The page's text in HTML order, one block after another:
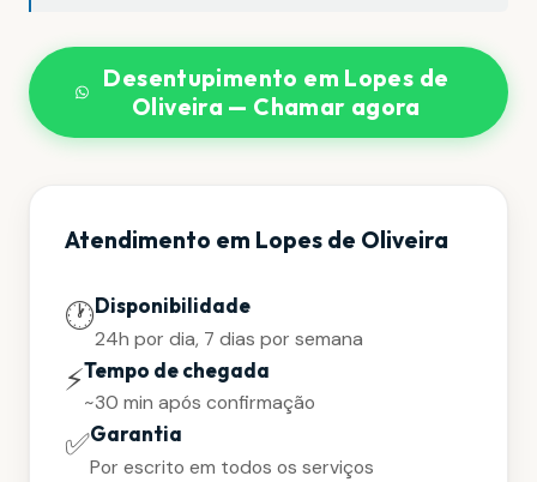
Desentupimento em Lopes de
Oliveira — Chamar agora
Atendimento em Lopes de Oliveira
🕐Disponibilidade
24h por dia, 7 dias por semana
⚡Tempo de chegada
~30 min após confirmação
✅Garantia
Por escrito em todos os serviços